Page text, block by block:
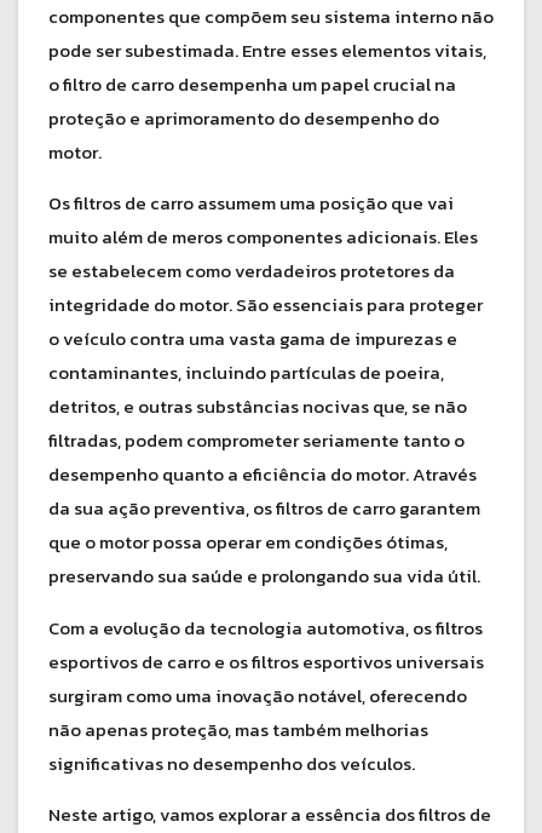
componentes que compõem seu sistema interno não
pode ser subestimada. Entre esses elementos vitais,
o filtro de carro desempenha um papel crucial na
proteção e aprimoramento do desempenho do
motor.
Os filtros de carro assumem uma posição que vai
muito além de meros componentes adicionais. Eles
se estabelecem como verdadeiros protetores da
integridade do motor. São essenciais para proteger
o veículo contra uma vasta gama de impurezas e
contaminantes, incluindo partículas de poeira,
detritos, e outras substâncias nocivas que, se não
filtradas, podem comprometer seriamente tanto o
desempenho quanto a eficiência do motor. Através
da sua ação preventiva, os filtros de carro garantem
que o motor possa operar em condições ótimas,
preservando sua saúde e prolongando sua vida útil.
Com a evolução da tecnologia automotiva, os filtros
esportivos de carro e os filtros esportivos universais
surgiram como uma inovação notável, oferecendo
não apenas proteção, mas também melhorias
significativas no desempenho dos veículos.
Neste artigo, vamos explorar a essência dos filtros de